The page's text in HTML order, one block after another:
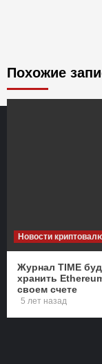
Похожие
Новости
Журнал TIME
хранить
своем счете
5 лет назад